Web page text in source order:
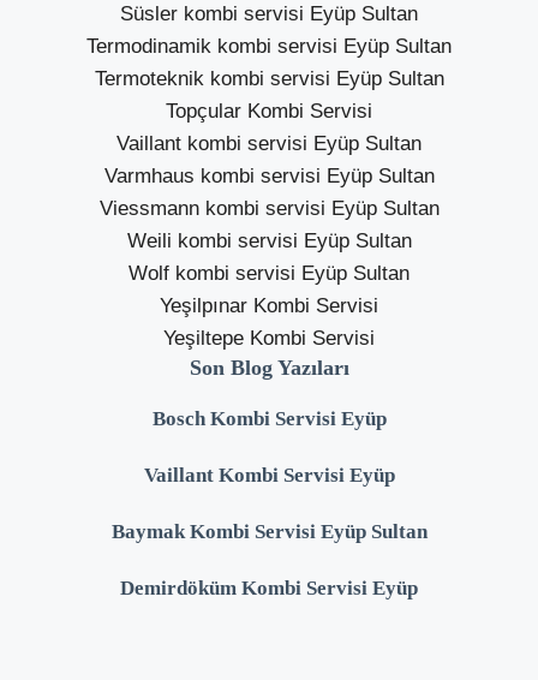
Süsler kombi servisi Eyüp Sultan
Termodinamik kombi servisi Eyüp Sultan
Termoteknik kombi servisi Eyüp Sultan
Topçular Kombi Servisi
Vaillant kombi servisi Eyüp Sultan
Varmhaus kombi servisi Eyüp Sultan
Viessmann kombi servisi Eyüp Sultan
Weili kombi servisi Eyüp Sultan
Wolf kombi servisi Eyüp Sultan
Yeşilpınar Kombi Servisi
Yeşiltepe Kombi Servisi
Son Blog Yazıları
Bosch Kombi Servisi Eyüp
Vaillant Kombi Servisi Eyüp
Baymak Kombi Servisi Eyüp Sultan
Demirdöküm Kombi Servisi Eyüp